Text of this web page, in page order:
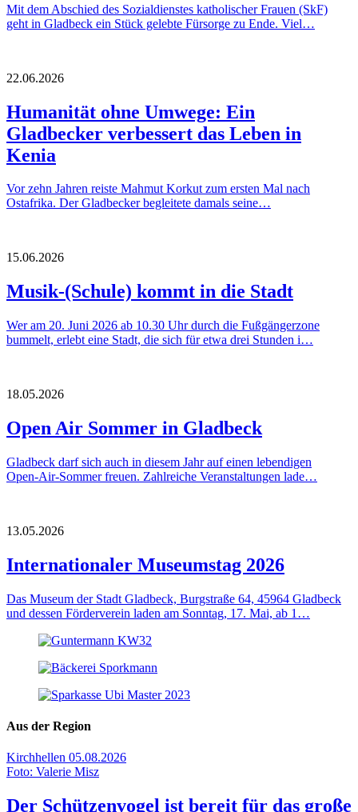
Mit dem Abschied des Sozialdienstes katholischer Frauen (SkF)
geht in Gladbeck ein Stück gelebte Fürsorge zu Ende. Viel…
22.06.2026
Humanität ohne Umwege: Ein
Gladbecker verbessert das Leben in
Kenia
Vor zehn Jahren reiste Mahmut Korkut zum ersten Mal nach
Ostafrika. Der Gladbecker begleitete damals seine…
15.06.2026
Musik-(Schule) kommt in die Stadt
Wer am 20. Juni 2026 ab 10.30 Uhr durch die Fußgängerzone
bummelt, erlebt eine Stadt, die sich für etwa drei Stunden i…
18.05.2026
Open Air Sommer in Gladbeck
Gladbeck darf sich auch in diesem Jahr auf einen lebendigen
Open‑Air‑Sommer freuen. Zahlreiche Veranstaltungen lade…
13.05.2026
Internationaler Museumstag 2026
Das Museum der Stadt Gladbeck, Burgstraße 64, 45964 Gladbeck
und dessen Förderverein laden am Sonntag, 17. Mai, ab 1…
Aus der Region
Kirchhellen 05.08.2026
Foto: Valerie Misz
Der Schützenvogel ist bereit für das große